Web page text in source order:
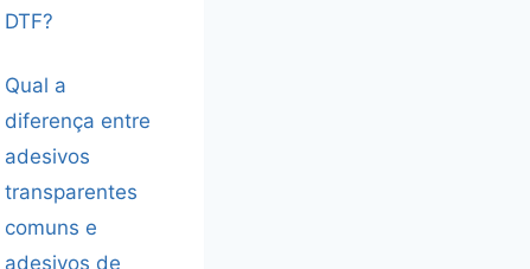
DTF?
Qual a
diferença entre
adesivos
transparentes
comuns e
adesivos de